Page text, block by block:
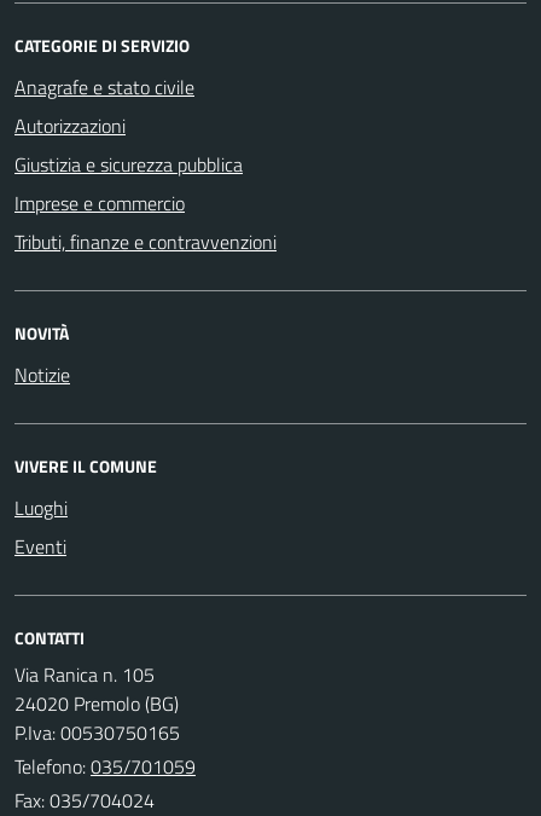
CATEGORIE DI SERVIZIO
Anagrafe e stato civile
Autorizzazioni
Giustizia e sicurezza pubblica
Imprese e commercio
Tributi, finanze e contravvenzioni
NOVITÀ
Notizie
VIVERE IL COMUNE
Luoghi
Eventi
CONTATTI
Via Ranica n. 105
24020 Premolo (BG)
P.Iva: 00530750165
Telefono:035/701059
Fax: 035/704024